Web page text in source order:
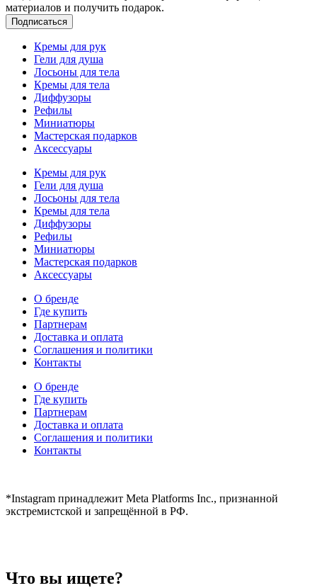
материалов и получить подарок.
Подписаться
Кремы для рук
Гели для душа
Лосьоны для тела
Кремы для тела
Диффузоры
Рефилы
Миниатюры
Мастерская подарков
Аксессуары
Кремы для рук
Гели для душа
Лосьоны для тела
Кремы для тела
Диффузоры
Рефилы
Миниатюры
Мастерская подарков
Аксессуары
О бренде
Где купить
Партнерам
Доставка и оплата
Соглашения и политики
Контакты
О бренде
Где купить
Партнерам
Доставка и оплата
Соглашения и политики
Контакты
*Instagram принадлежит Meta Platforms Inc., признанной
экстремистской и запрещённой в РФ.
Что вы ищете?